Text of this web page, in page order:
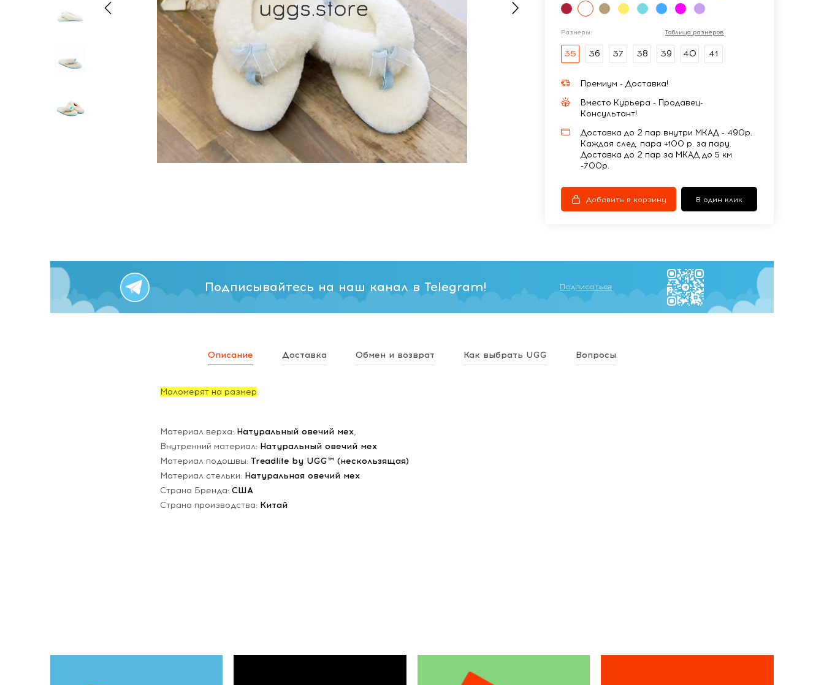
Размеры: Таблица размеров
35 36 37 38 39 40 41
Премиум - Доставка!
Вместо Курьера - Продавец-
Консультант!
Доставка до 2 пар внутри МКАД - 490р.
Каждая след. пара +100 р. за пару.
Доставка до 2 пар за МКАД до 5 км
-700р.
Добавить в корзину В один клик
Подписывайтесь на наш канал в Telegram! Подписаться
Описание Доставка Обмен и возврат Как выбрать UGG Вопросы
Маломерят на размер
Материал верха: Натуральный овечий мех,
Внутренний материал: Натуральный овечий мех
Материал подошвы: Treadlite by UGG™ (нескользящая)
Материал стельки: Натуральная овечий мех
Страна Бренда: США
Страна производства: Китай